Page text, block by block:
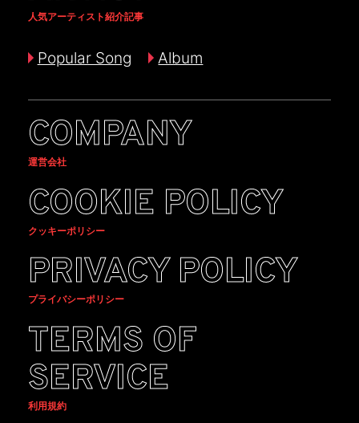
人気アーティスト紹介記事
Popular Song Album
COMPANY
運営会社
COOKIE POLICY
クッキーポリシー
PRIVACY POLICY
プライバシーポリシー
TERMS OF
SERVICE
利用規約